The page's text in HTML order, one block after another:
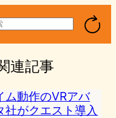
連記事
ム動作のVRアバ
社がクエスト導入